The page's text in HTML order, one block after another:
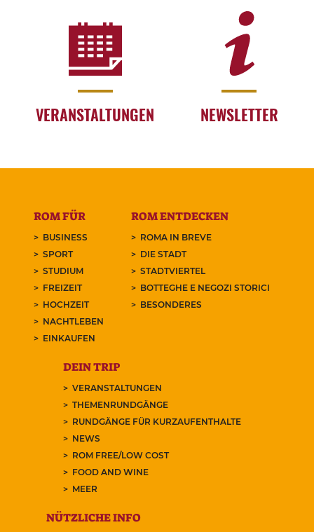
VERANSTALTUNGEN NEWSLETTER
ROM FÜR
BUSINESS
SPORT
STUDIUM
FREIZEIT
HOCHZEIT
NACHTLEBEN
EINKAUFEN
ROM ENTDECKEN
ROMA IN BREVE
DIE STADT
STADTVIERTEL
BOTTEGHE E NEGOZI STORICI
BESONDERES
DEIN TRIP
VERANSTALTUNGEN
THEMENRUNDGÄNGE
RUNDGÄNGE FÜR KURZAUFENTHALTE
NEWS
ROM FREE/LOW COST
FOOD AND WINE
MEER
NÜTZLICHE INFO